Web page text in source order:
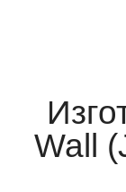
Wall